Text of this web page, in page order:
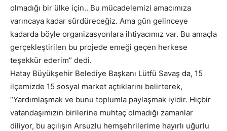
olmadığı bir ülke için.. Bu mücadelemizi amacımıza
varıncaya kadar sürdüreceğiz. Ama gün gelinceye
kadarda böyle organizasyonlara ihtiyacımız var. Bu amaçla
gerçekleştirilen bu projede emeği geçen herkese
teşekkür ederim” dedi.
Hatay Büyükşehir Belediye Başkanı Lütfü Savaş da, 15
ilçemizde 15 sosyal market açtıklarını belirterek,
“Yardımlaşmak ve bunu toplumla paylaşmak iyidir. Hiçbir
vatandaşımızın birilerine muhtaç olmadığı zamanlar
diliyor, bu açılışın Arsuzlu hemşehrilerime hayırlı uğurlu